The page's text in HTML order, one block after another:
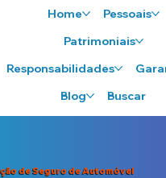
Home
Pessoais
Patrimoniais
Responsabilidades
Blog
Buscar
de Seguro de Automóvel